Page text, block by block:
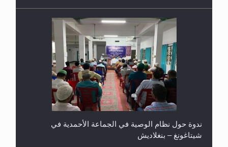
ندوة حول نظام الوصية في الجماعة الأحمدية في
شيتاغونغ – بنغلاديش